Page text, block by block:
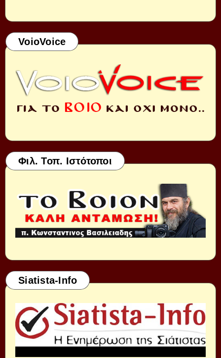
VoioVoice
Φιλ. Τοπ. Ιστότοποι
Siatista-Info